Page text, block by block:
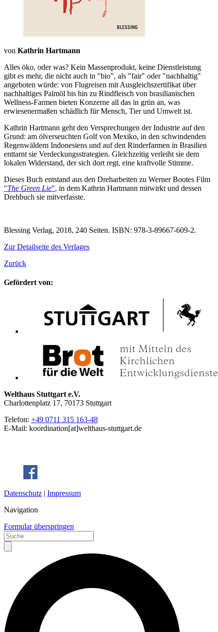
von Kathrin Hartmann
Alles öko, oder was? Kein Massenprodukt, keine Dienstleistung
gibt es mehr, die nicht auch in "bio", als "fair" oder "nachhaltig"
angeboten würde: von Flugreisen mit Ausgleichszertifikat über
nachhaltiges Palmöl bis hin zu Rindfleisch von brasilianischen
Wellness-Farmen bieten Konzerne all das in grün an, was
erwiesenermaßen schädlich für Mensch, Tier und Umwelt ist.
Kathrin Hartmann geht den Versprechungen der Industrie auf den
Grund: am ölverseuchten Golf von Mexiko, in den schwindenden
Regenwäldern Indonesiens und auf den Rinderfarmen in Brasilien
enttarnt sie Verdeckungsstrategien. Gleichzeitig verleiht sie dem
lokalen Widerstand, der sich dort regt, eine kraftvolle Stimme.
Dieses Buch entstand aus den Dreharbeiten zu Werner Bootes Film
"The Green Lie", in dem Kathrin Hartmann mitwirkt und dessen
Drehbuch sie mitverfasste.
Blessing Verlag, 2018, 240 Seiten. ISBN: 978-3-89667-609-2.
Zur Detailseite des Verlages
Zurück
Gefördert von:
Welthaus Stuttgart e.V.
Charlottenplatz 17, 70173 Stuttgart
Telefon: +49 0711 315 163-48
E-Mail: koordination[at]welthaus-stuttgart.de
Datenschutz | Impressum
Navigation
Formular überspringen